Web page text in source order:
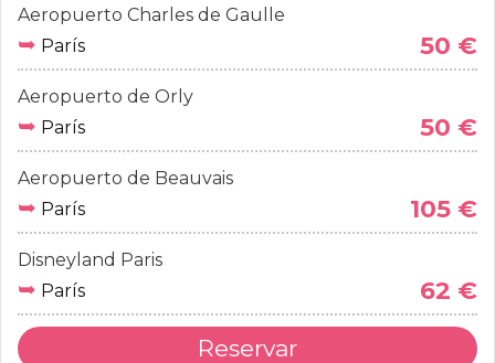
Aeropuerto Charles de Gaulle
➥ París 50 €
Aeropuerto de Orly
➥ París 50 €
Aeropuerto de Beauvais
➥ París 105 €
Disneyland Paris
➥ París 62 €
Reservar